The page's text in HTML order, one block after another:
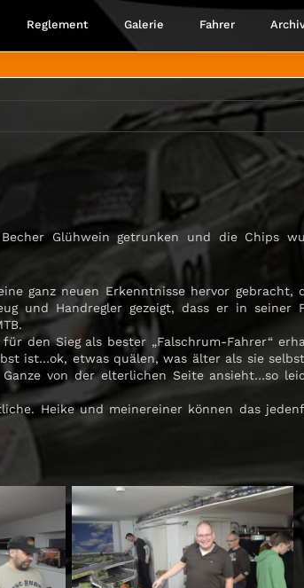
Reglement Galerie Fahrer
Glühwein getrunken und die Chips
ganz neuen Erkenntnisse hervor gebracht,
und Handregler gezeigt, dass er in
den Sieg als bester „Falschrum-Fahrer“
ist…ok, etwas quälen, was älter als sie
von der elterlichen Seite ansieht…so
Heike und meinereiner können das